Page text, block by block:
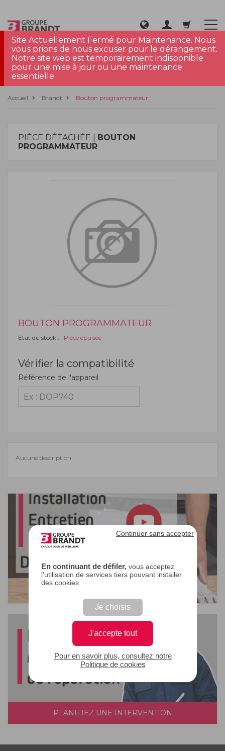
En continuant de défiler, vous acceptez
l'utilisation de services tiers pouvant installer
des cookies
Je choisis
J'accepte tout
Continuer sans accepter
Pour en savoir plus, consultez notre
Politique de cookies
Site Actuellement Fermé pour Maintenance. Nous
vous prions de nous excuser pour le dérangement.
Notre site web est temporairement indisponible
pour une mise à jour ou une maintenance
essentielle.
Accueil Brandt Bouton programmateur
PIÈCE DÉTACHÉE | BOUTON
PROGRAMMATEUR
BOUTON PROGRAMMATEUR
État du stock : Pièce épuisée
Vérifier la compatibilité
Référence de l'appareil
Aucune description.
PLANIFIEZ UNE INTERVENTION